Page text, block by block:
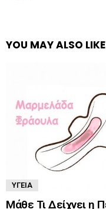
YOU MAY ALSO LIKE
ΥΓΕΊΑ
Μάθε Τι Δείχνει η